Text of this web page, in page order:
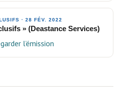
· 28 FÉV. 2022
» (Deastance Services)
l’émission